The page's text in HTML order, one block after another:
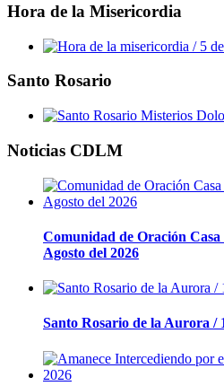
Hora de la Misericordia
Santo Rosario
Noticias CDLM
Comunidad de Oración
Agosto del 2026
Santo Rosario de la Aurora /